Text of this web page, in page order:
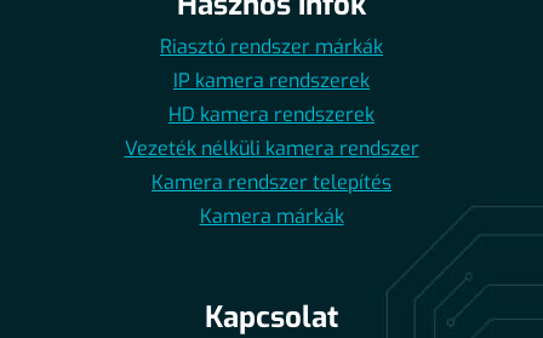
Riasztó rendszer márkák
IP kamera rendszerek
HD kamera rendszerek
Vezeték nélküli kamera rendszer
Kamera rendszer telepítés
Kamera márkák
Kapcsolat